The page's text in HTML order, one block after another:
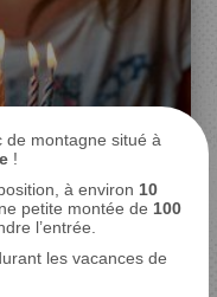
de montagne situé à
!
à environ 10
petite montée de 100
l’entrée.
les vacances de